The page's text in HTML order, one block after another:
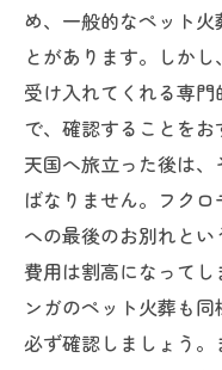
め、一般的なペット
とがあります。しか
受け入れてくれる専
で、確認することを
天国へ旅立った後は
ばなりません。フク
への最後のお別れと
費用は割高になって
ンガのペット火葬も
必ず確認しましょう